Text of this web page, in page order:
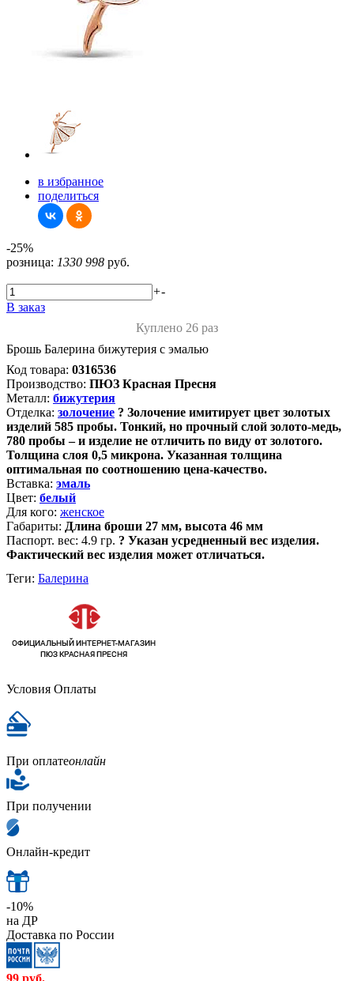
в избранное
поделиться
-25%
розница: 1330 998 руб.
+-
В заказ
Куплено 26 раз
Брошь Балерина бижутерия с эмалью
Код товара: 0316536
Производство: ПЮЗ Красная Пресня
Металл: бижутерия
Отделка: золочение ? Золочение имитирует цвет золотых
изделий 585 пробы. Тонкий, но прочный слой золото-медь,
780 пробы – и изделие не отличить по виду от золотого.
Толщина слоя 0,5 микрона. Указанная толщина
оптимальная по соотношению цена-качество.
Вставка: эмаль
Цвет: белый
Для кого: женское
Габариты: Длина броши 27 мм, высота 46 мм
Паспорт. вес: 4.9 гр. ? Указан усредненный вес изделия.
Фактический вес изделия может отличаться.
Теги: Балерина
Условия Оплаты
При оплатеонлайн
При получении
Онлайн-кредит
-10%
на ДР
Доставка по России
99 руб.